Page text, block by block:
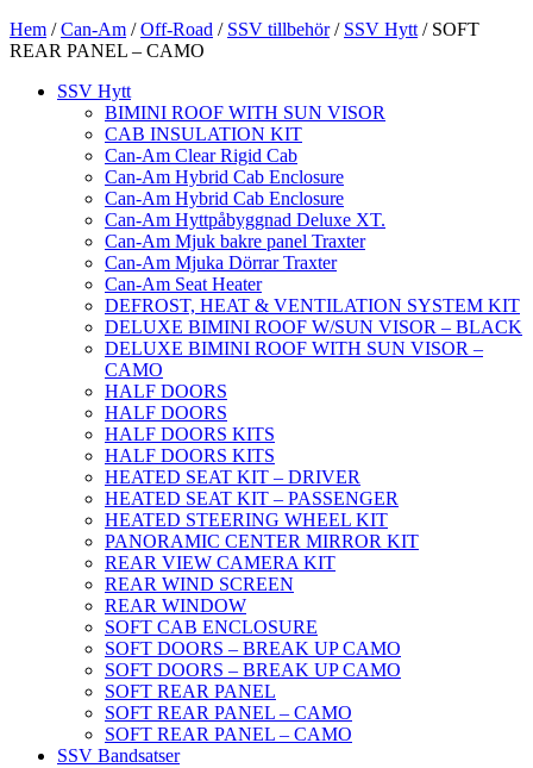
Hem /Can-Am /Off-Road / SSV tillbehör/ SSV Hytt / SOFT
REAR PANEL – CAMO
SSV Hytt
BIMINI ROOF WITH SUN VISOR
CAB INSULATION KIT
Can-Am Clear Rigid Cab
Can-Am Hybrid Cab Enclosure
Can-Am Hybrid Cab Enclosure
Can-Am Hyttpåbyggnad Deluxe XT.
Can-Am Mjuk bakre panel Traxter
Can-Am Mjuka Dörrar Traxter
Can-Am Seat Heater
DEFROST, HEAT & VENTILATION SYSTEM KIT
DELUXE BIMINI ROOF W/SUN VISOR – BLACK
DELUXE BIMINI ROOF WITH SUN VISOR –
CAMO
HALF DOORS
HALF DOORS
HALF DOORS KITS
HALF DOORS KITS
HEATED SEAT KIT – DRIVER
HEATED SEAT KIT – PASSENGER
HEATED STEERING WHEEL KIT
PANORAMIC CENTER MIRROR KIT
REAR VIEW CAMERA KIT
REAR WIND SCREEN
REAR WINDOW
SOFT CAB ENCLOSURE
SOFT DOORS – BREAK UP CAMO
SOFT DOORS – BREAK UP CAMO
SOFT REAR PANEL
SOFT REAR PANEL – CAMO
SOFT REAR PANEL – CAMO
SSV Bandsatser